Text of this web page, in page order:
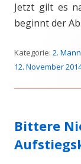
Jetzt gilt es
beginnt der
Kategorie: 2.
12. November
Bittere